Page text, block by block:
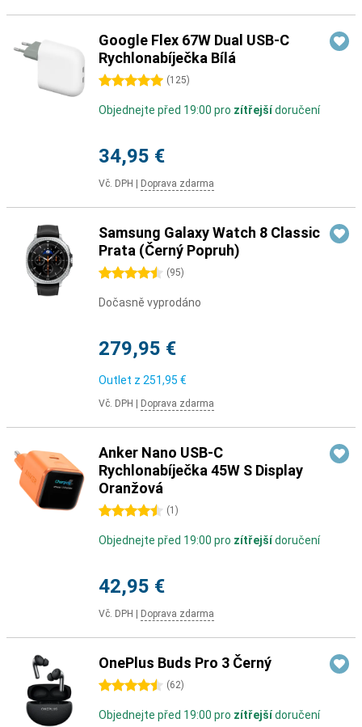
Google Flex 67W Dual USB-C
Rychlonabíječka Bílá
5 hvězdičky (125)
Objednejte před 19:00 pro zítřejšídoručení
34,95 €
Vč. DPH Doprava zdarma
Samsung Galaxy Watch 8 Classic
Prata (Černý Popruh)
4.5 hvězdičky(95)
Dočasně vyprodáno
279,95 €
Outlet z 251,95 €
Vč. DPH Doprava zdarma
Anker Nano USB-C
Rychlonabíječka 45W S Display
Oranžová
4.5 hvězdičky(1 )
Objednejte před 19:00 pro zítřejšídoručení
42,95 €
Vč. DPH Doprava zdarma
OnePlus Buds Pro 3 Černý
4.5 hvězdičky(62)
Objednejte před 19:00 pro zítřejšídoručení